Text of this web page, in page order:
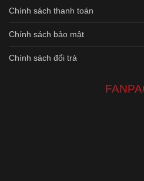
Chính sách thanh toán
Chính sách bảo mật
Chính sách đổi trả